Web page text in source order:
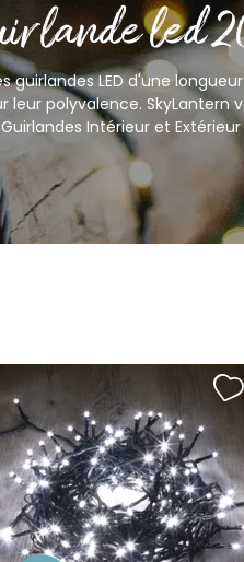
led
guirlandes LED d'une
leur polyvalence. SkyLantern
Intérieur et